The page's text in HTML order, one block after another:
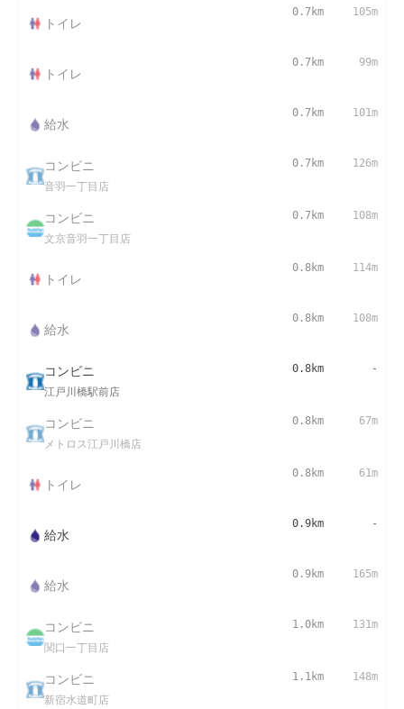
トイレ
0.7km 105m
トイレ
0.7km 99m
給水
0.7km 101m
コンビニ
音羽一丁目店
0.7km 126m
コンビニ
文京音羽一丁目店
0.7km 108m
トイレ
0.8km 114m
給水
0.8km 108m
コンビニ
江戸川橋駅前店
0.8km -
コンビニ
メトロス江戸川橋店
0.8km 67m
トイレ
0.8km 61m
給水
0.9km -
給水
0.9km 165m
コンビニ
関口一丁目店
1.0km 131m
コンビニ
新宿水道町店
1.1km 148m